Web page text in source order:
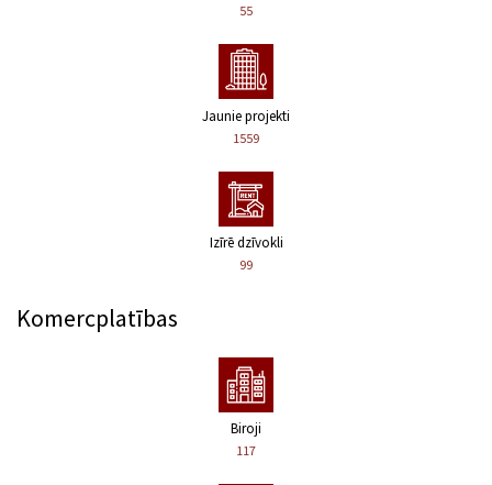
55
Jaunie projekti
1559
Izīrē dzīvokli
99
Komercplatības
Biroji
117